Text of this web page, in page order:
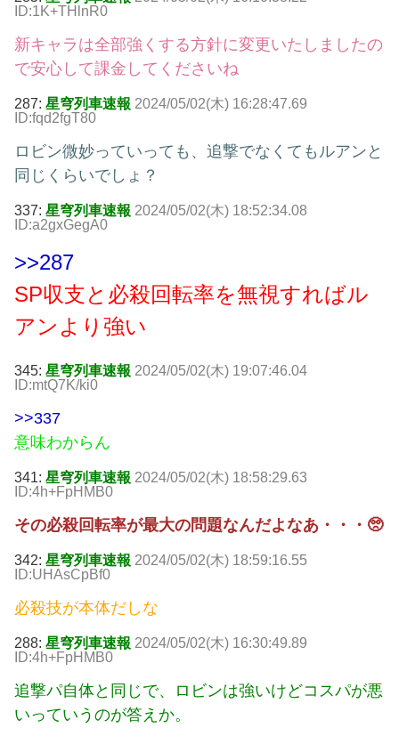
ID:1K+THlnR0
新キャラは全部強くする方針に変更いたしましたの
で安心して課金してくださいね
287: 星穹列車速報 2024/05/02(木) 16:28:47.69
ID:fqd2fgT80
ロビン微妙っていっても、追撃でなくてもルアンと
同じくらいでしょ？
337: 星穹列車速報 2024/05/02(木) 18:52:34.08
ID:a2gxGegA0
>>287
SP収支と必殺回転率を無視すればル
アンより強い
345: 星穹列車速報 2024/05/02(木) 19:07:46.04
ID:mtQ7K/ki0
>>337
意味わからん
341: 星穹列車速報 2024/05/02(木) 18:58:29.63
ID:4h+FpHMB0
その必殺回転率が最大の問題なんだよなあ・・・🥺
342: 星穹列車速報 2024/05/02(木) 18:59:16.55
ID:UHAsCpBf0
必殺技が本体だしな
288: 星穹列車速報 2024/05/02(木) 16:30:49.89
ID:4h+FpHMB0
追撃パ自体と同じで、ロビンは強いけどコスパが悪
いっていうのが答えか。